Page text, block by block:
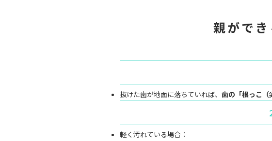
親がで
抜けた歯が地面に落ちていれば、 歯の「根っこ（
軽く汚れている場合：